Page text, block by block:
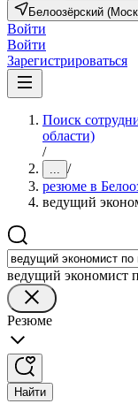
Белоозёрский
Войти
Войти
Зарегистрироваться
Поиск
области)
/
... /
резюме в
ведущий
ведущий экономист
Резюме
Найти